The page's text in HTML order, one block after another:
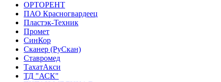
ОРТОРЕНТ
ПАО Красногвардеец
Пластэк-Техник
Промет
СинКор
Сканер (РуСкан)
Ставромед
ТахатАкси
ТД "АСК"